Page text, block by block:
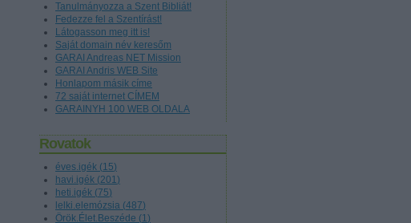
Tanulmányozza a Szent Bibliát!
Fedezze fel a Szentírást!
Látogasson meg itt is!
Saját domain név keresőm
GARAI Andreas NET Mission
GARAI Andris WEB Site
Honlapom másik címe
72 saját internet CÍMEM
GARAINYH 100 WEB OLDALA
Rovatok
éves.igék (15)
havi.igék (201)
heti.igék (75)
lelki.elemózsia (487)
Örök.Élet.Beszéde (1)